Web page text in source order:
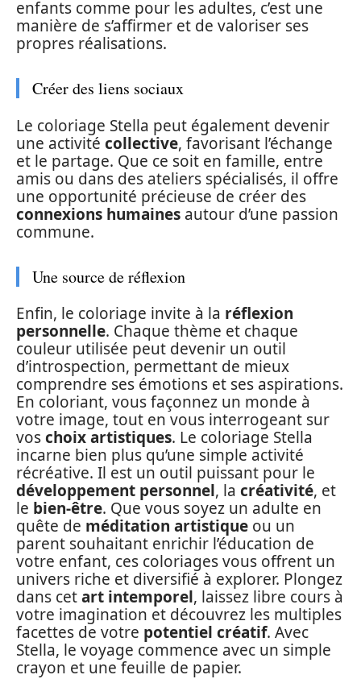
enfants comme pour les adultes, c’est une
manière de s’affirmer et de valoriser ses
propres réalisations.
Créer des liens sociaux
Le coloriage Stella peut également devenir
une activité collective, favorisant l’échange
et le partage. Que ce soit en famille, entre
amis ou dans des ateliers spécialisés, il offre
une opportunité précieuse de créer des
connexions humaines autour d’une passion
commune.
Une source de réflexion
Enfin, le coloriage invite à la réflexion
personnelle. Chaque thème et chaque
couleur utilisée peut devenir un outil
d’introspection, permettant de mieux
comprendre ses émotions et ses aspirations.
En coloriant, vous façonnez un monde à
votre image, tout en vous interrogeant sur
voschoix artistiques. Le coloriage Stella
incarne bien plus qu’une simple activité
récréative. Il est un outil puissant pour le
développement personnel, la créativité, et
le bien-être. Que vous soyez un adulte en
quête de méditation artistique ou un
parent souhaitant enrichir l’éducation de
votre enfant, ces coloriages vous offrent un
univers riche et diversifié à explorer. Plongez
dans cetart intemporel, laissez libre cours à
votre imagination et découvrez les multiples
facettes de votre potentiel créatif. Avec
Stella, le voyage commence avec un simple
crayon et une feuille de papier.